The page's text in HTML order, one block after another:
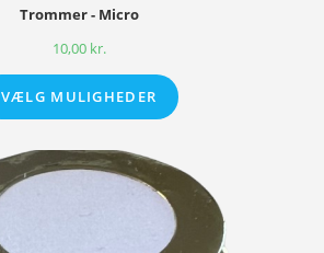
Trommer - Micro
10,00 kr.
VÆLG MULIGHEDER